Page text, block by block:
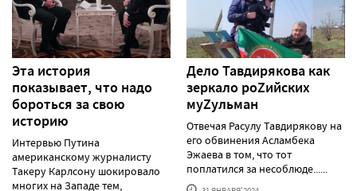
Эта история
показывает, что надо
бороться за свою
историю
Интервью Путина
американскому журналисту
Такеру Карлсону шокировало
многих на Западе тем,
Дело Тавдирякова как
зеркало роZийских
муZульман
Отвечая Расулу Тавдирякову на
его обвинения Асламбека
Эжаева в том, что тот
поплатился за несоблюде......